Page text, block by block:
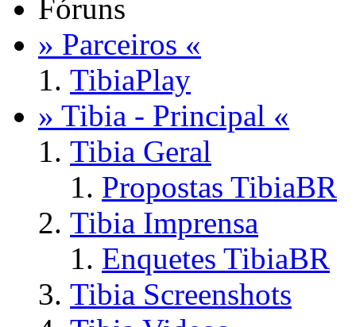
Fóruns
» Parceiros «
TibiaPlay
» Tibia - Principal «
Tibia Geral
Propostas TibiaBR
Tibia Imprensa
Enquetes TibiaBR
Tibia Screenshots